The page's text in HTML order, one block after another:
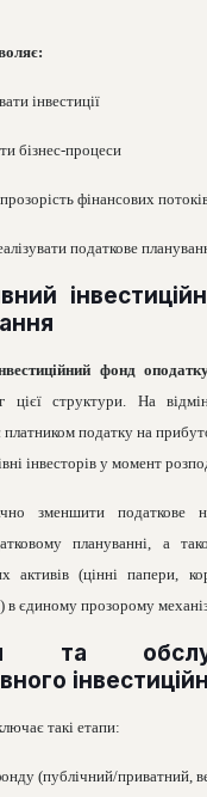
інвестиції
бізнес-процеси
фінансових
податкове
фонд
цієї структури. На
податку на
інвесторів у момент
зменшити податкове
плануванні, а
активів (цінні папери,
в єдиному прозорому
та
такі етапи:
(публічний/приватний,